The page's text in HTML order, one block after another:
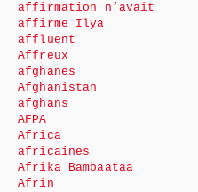
affirmation n’avait
affirme Ilya
affluent
Affreux
afghanes
Afghanistan
afghans
AFPA
Africa
africaines
Afrika Bambaataa
Afrin